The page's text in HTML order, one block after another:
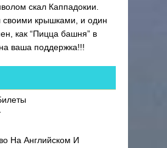
скал Каппадокии.
своими крышками, и один
как “Пицца башня” в
ваша поддержка!!!
На Английском И